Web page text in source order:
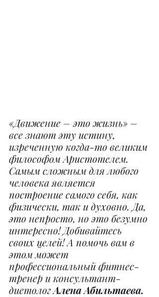
«Движение – это жизнь» –
все знают эту истину,
изреченную когда-то великим
философом Аристотелем.
Самым сложным для любого
человека является
построение самого себя, как
физически, так и духовно. Да,
это непросто, но это безумно
интересно! Добивайтесь
своих целей! А помочь вам в
этом может
профессиональный фитнес-
тренер и консультант-
диетолог Алена Абильтаева.